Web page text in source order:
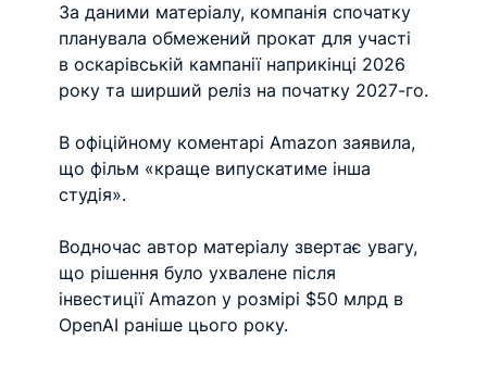
За даними матеріалу, компанія спочатку
планувала обмежений прокат для участі
в оскарівській кампанії наприкінці 2026
року та ширший реліз на початку 2027-го.
В офіційному коментарі Amazon заявила,
що фільм «краще випускатиме інша
студія».
Водночас автор матеріалу звертає увагу,
що рішення було ухвалене після
інвестиції Amazon у розмірі $50 млрд в
OpenAI раніше цього року.